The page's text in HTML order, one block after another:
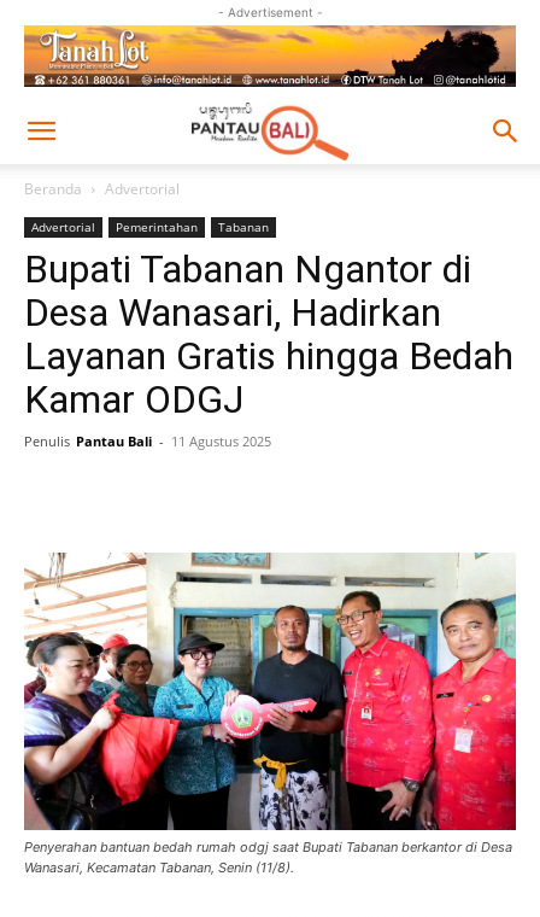
- Advertisement -
Beranda Advertorial
Advertorial Pemerintahan Tabanan
Bupati Tabanan Ngantor di
Desa Wanasari, Hadirkan
Layanan Gratis hingga Bedah
Kamar ODGJ
Penulis Pantau Bali - 11 Agustus 2025
Penyerahan bantuan bedah rumah odgj saat Bupati Tabanan berkantor di Desa
Wanasari, Kecamatan Tabanan, Senin (11/8).